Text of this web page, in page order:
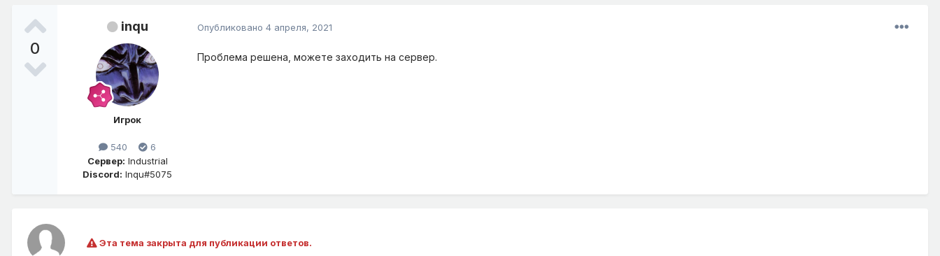
0
inqu
Игрок
540
6
Сервер: Industrial
Discord: Inqu#5075
Опубликовано 4 апреля, 2021
Проблема решена, можете заходить на сервер.
Эта тема закрыта для публикации ответов.